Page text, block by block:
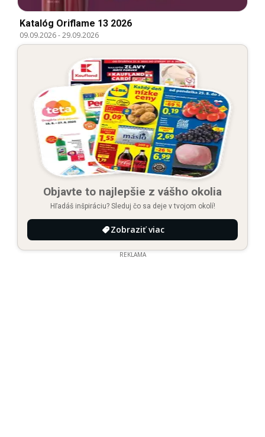
Katalóg Oriflame 13 2026
09.09.2026-29.09.2026
Objavte to najlepšie z vášho okolia
Hľadáš inšpiráciu? Sleduj čo sa deje v tvojom okolí!
Zobraziť viac
REKLAMA